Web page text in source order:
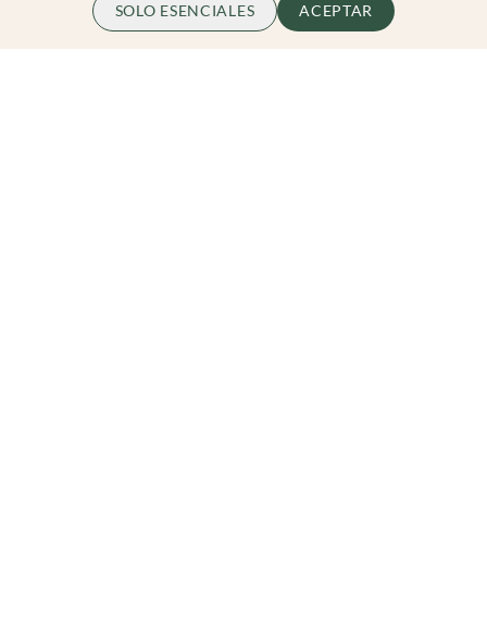
SOLO ESENCIALES
ACEPTAR